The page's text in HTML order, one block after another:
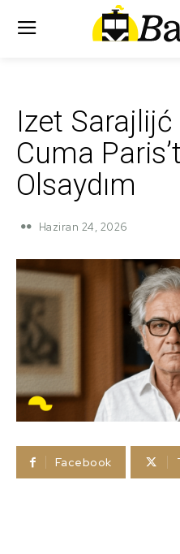
Izet
Cuma
Olsaydım
Haziran 24, 2026
Facebook